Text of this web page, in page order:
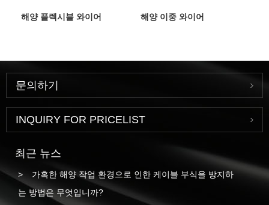
해양 플렉시블 와이어 해양 이중 와이어
문의하기
INQUIRY FOR PRICELIST
최근 뉴스
가혹한 해양 작업 환경으로 인한 케이블 부식을 방지하
는 방법은 무엇입니까?